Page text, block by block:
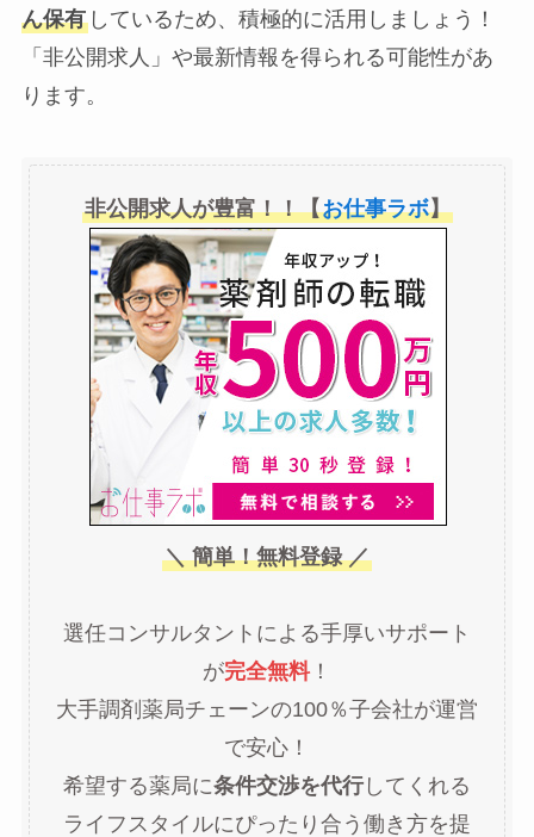
ん保有しているため、積極的に活用しましょう！
「非公開求人」や最新情報を得られる可能性があ
ります。
非公開求人が豊富！！【お仕事ラボ】
＼ 簡単！無料登録 ／
選任コンサルタントによる手厚いサポート
が完全無料！
大手調剤薬局チェーンの100％子会社が運営
で安心！
希望する薬局に条件交渉を代行 してくれる
ライフスタイルにぴったり合う働き方を提